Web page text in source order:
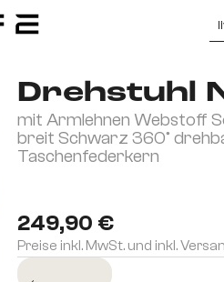
Drehstuhl
mit Armlehnen Webstoff
breit Schwarz 360°
Taschenfederkern
249,90 €
Preise inkl. MwSt. und inkl.